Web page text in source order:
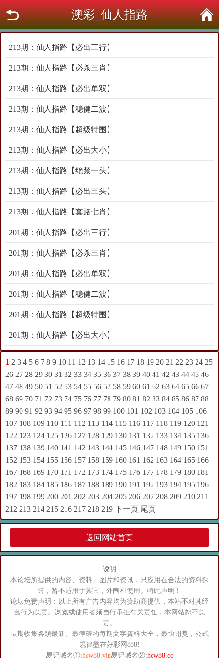
澳彩_仙人指路
213期：仙人指路【必出三行】
213期：仙人指路【必杀三肖】
213期：仙人指路【必出单双】
213期：仙人指路【稳健二波】
213期：仙人指路【超级特围】
213期：仙人指路【必出大小】
213期：仙人指路【绝禁一头】
213期：仙人指路【必出三头】
213期：仙人指路【套路七肖】
201期：仙人指路【必出三行】
201期：仙人指路【必杀三肖】
201期：仙人指路【必出单双】
201期：仙人指路【稳健二波】
201期：仙人指路【超级特围】
201期：仙人指路【必出大小】
1 2 3 4 5 6 7 8 9 10 11 12 13 14 15 16 17 18 19 20 21 22 23 24 25
26 27 28 29 30 31 32 33 34 35 36 37 38 39 40 41 42 43 44 45 46
47 48 49 50 51 52 53 54 55 56 57 58 59 60 61 62 63 64 65 66 67
68 69 70 71 72 73 74 75 76 77 78 79 80 81 82 83 84 85 86 87 88
89 90 91 92 93 94 95 96 97 98 99 100 101 102 103 104 105 106
107 108 109 110 111 112 113 114 115 116 117 118 119 120 121
122 123 124 125 126 127 128 129 130 131 132 133 134 135 136
137 138 139 140 141 142 143 144 145 146 147 148 149 150 151
152 153 154 155 156 157 158 159 160 161 162 163 164 165 166
167 168 169 170 171 172 173 174 175 176 177 178 179 180 181
182 183 184 185 186 187 188 189 190 191 192 193 194 195 196
197 198 199 200 201 202 203 204 205 206 207 208 209 210 211
212 213 214 215 216 217 218 219 下一页 尾页
返回网站首页
说明
本论坛所提供的内容、资料、图片和资讯，只应用在合法的资料探
讨，暂不适用于其它，外围和使用。特此声明！
论坛免责声明：以上所有广告内容均为赞助商提供，本站不对其经
营行为负责。浏览或使用者须自行承担有关责任，本网站恕不负
责。
長期收集各類最新、最準確的每期文字資料大全，最快開獎，公式
規律盡在好彩网888!
易记域名①:hcw88.vip易记域名②:hcw88.cc